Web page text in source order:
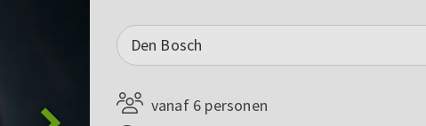
Den Bosch
vanaf 6 personen